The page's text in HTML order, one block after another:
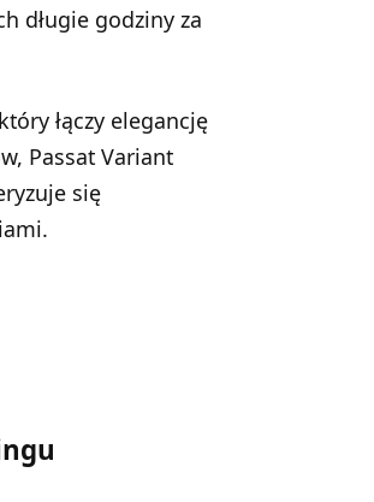
długie godziny za
łączy elegancję
Passat Variant
się